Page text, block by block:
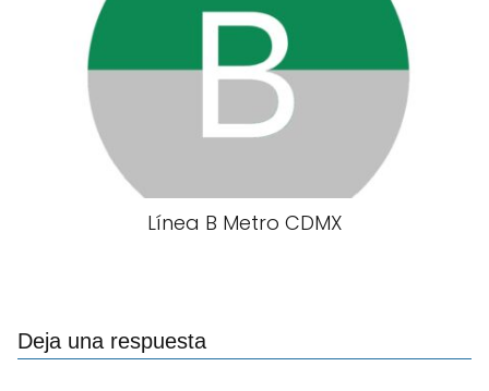
Línea B Metro CDMX
Deja una respuesta